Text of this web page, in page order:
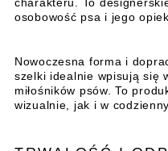
osobowość psa i jego
Nowoczesna forma i
szelki idealnie wpisują się
miłośników psów. To
wizualnie, jak i w